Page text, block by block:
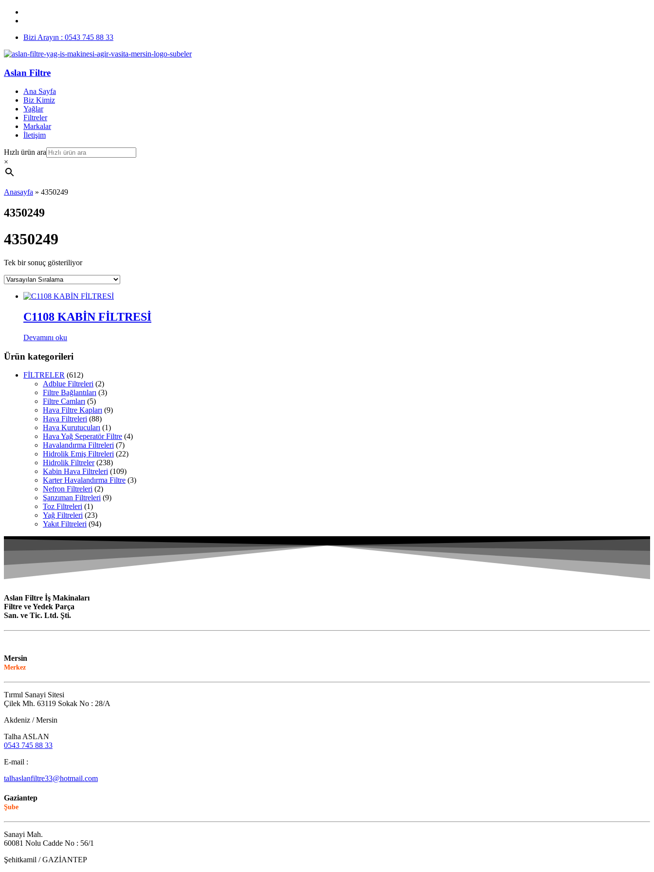
Bizi Arayın : 0543 745 88 33
Aslan Filtre
Ana Sayfa
Biz Kimiz
Yağlar
Filtreler
Markalar
İletişim
Hızlı ürün ara
×
Anasayfa » 4350249
4350249
4350249
Tek bir sonuç gösteriliyor
C1108 KABİN FİLTRESİ
Devamını oku
Ürün kategorileri
FİLTRELER (612)
Adblue Filtreleri (2)
Filtre Bağlantıları (3)
Filtre Camları (5)
Hava Filtre Kapları (9)
Hava Filtreleri (88)
Hava Kurutucuları (1)
Hava Yağ Seperatör Filtre (4)
Havalandırma Filtreleri (7)
Hidrolik Emiş Filtreleri (22)
Hidrolik Filtreler (238)
Kabin Hava Filtreleri (109)
Karter Havalandırma Filtre (3)
Nefron Filtreleri (2)
Şanzıman Filtreleri (9)
Toz Filtreleri (1)
Yağ Filtreleri (23)
Yakıt Filtreleri (94)
Aslan Filtre İş Makinaları
Filtre ve Yedek Parça
San. ve Tic. Ltd. Şti.
Mersin
Merkez
Tırmıl Sanayi Sitesi
Çilek Mh. 63119 Sokak No : 28/A
Akdeniz / Mersin
Talha ASLAN
0543 745 88 33
E-mail :
talhaslanfiltre33@hotmail.com
Gaziantep
Şube
Sanayi Mah.
60081 Nolu Cadde No : 56/1
Şehitkamil / GAZİANTEP